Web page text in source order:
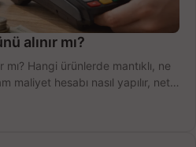
alınır mı?
mı? Hangi ürünlerde mantıklı, ne
hesabı nasıl yapılır, net